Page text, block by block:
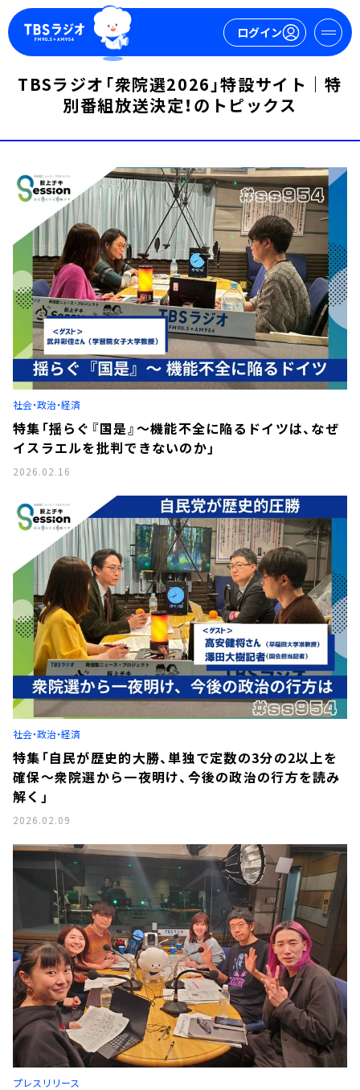
ログイン
マイページ
ログイン 新規会員登録
今日の番組表
週間番組表
トピックス
TBS Podcast
お知らせ
イベント・グッズ
YouTube
会社情報
TBSラジオ「衆院選2026」特設サイト｜特
別番組放送決定！のトピックス
社会・政治・経済
特集「揺らぐ『国是』～機能不全に陥るドイツは、なぜ
イスラエルを批判できないのか」
2026.02.16
社会・政治・経済
特集「自民が歴史的大勝、単独で定数の3分の2以上を
確保～衆院選から一夜明け、今後の政治の行方を読み
解く」
2026.02.09
プレスリリース